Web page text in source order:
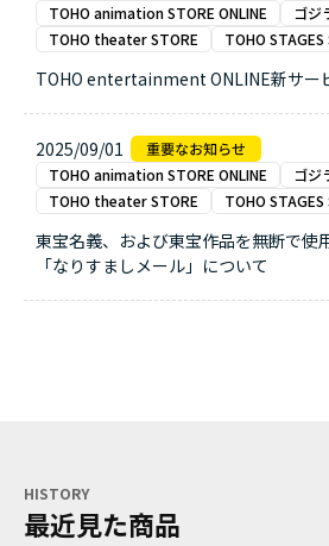
TOHO animation STORE ONLINE
ゴジ
TOHO theater STORE
TOHO STAGES
TOHO entertainment ONLINE新サー
2025/09/01
TOHO animation STORE ONLINE
ゴジ
TOHO theater STORE
TOHO STAGES
東宝名義、および東宝作品を無断で使
「なりすましメール」について
HISTORY
最近見た商品